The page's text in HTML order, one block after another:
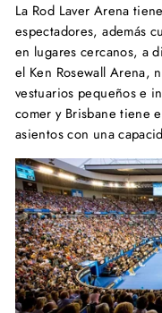
La Rod Laver Arena
espectadores, además
en lugares cercanos, a
el Ken Rosewall Arena,
vestuarios pequeños e
comer y Brisbane tiene
asientos con una